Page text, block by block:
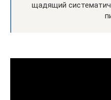
щадящий